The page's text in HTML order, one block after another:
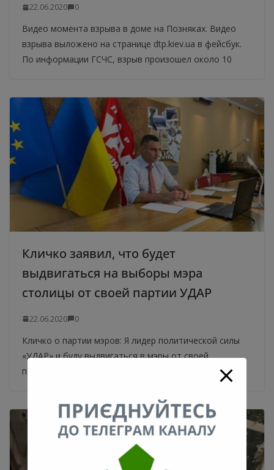
22.06.2020 0
Видео момента взрыва в доме на Позняках. Видео
взрыва выложено на странице dtp.kiev.ua в фейсбук.
По информации ГСЧС, взрыв произошел около 10
Кличко заявил, что будет
выдвигаться на выборы мэра
столицы от своей партии УДАР
22.06.2020 0
Кличко о партии мэров: Я лидер политической силы
«УДАР» и буду выдвигаться в мэры от своей
политической силы и поведу